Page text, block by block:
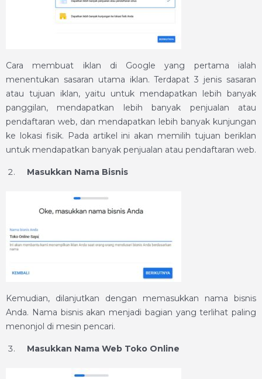
Cara membuat iklan di Google yang pertama ialah
menentukan sasaran utama iklan. Terdapat 3 jenis sasaran
atau tujuan iklan, yaitu untuk mendapatkan lebih banyak
panggilan, mendapatkan lebih banyak penjualan atau
pendaftaran web, dan mendapatkan lebih banyak kunjungan
ke lokasi fisik. Pada artikel ini akan memilih tujuan beriklan
untuk mendapatkan banyak penjualan atau pendaftaran web.
Masukkan Nama Bisnis
Kemudian, dilanjutkan dengan memasukkan nama bisnis
Anda. Nama bisnis akan menjadi bagian yang terlihat paling
menonjol di mesin pencari.
Masukkan Nama Web Toko Online